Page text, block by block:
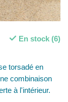
En stock (6)
torsadé en
combinaison
à l'intérieur.